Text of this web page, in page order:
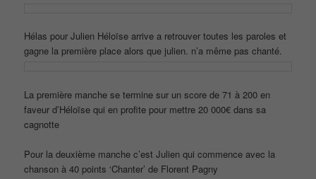
Hélas pour Julien Héloïse arrive a retrouver toutes les paroles et
gagne la première place alors que julien. n’a même pas chanté.
La première manche se termine sur un score de 71 à 200 en
faveur d’Héloïse qui en profite pour mettre 20 000€ dans sa
cagnotte
Pour la deuxième manche c’est Julien qui commence avec la
chanson à 40 points ‘Chanter’ de Florent Pagny